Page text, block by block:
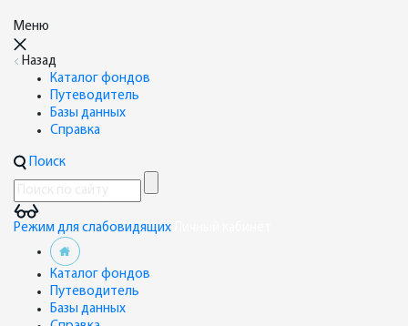
Меню
Назад
Каталог фондов
Путеводитель
Базы данных
Справка
Поиск
Режим для слабовидящих
Каталог фондов
Путеводитель
Базы данных